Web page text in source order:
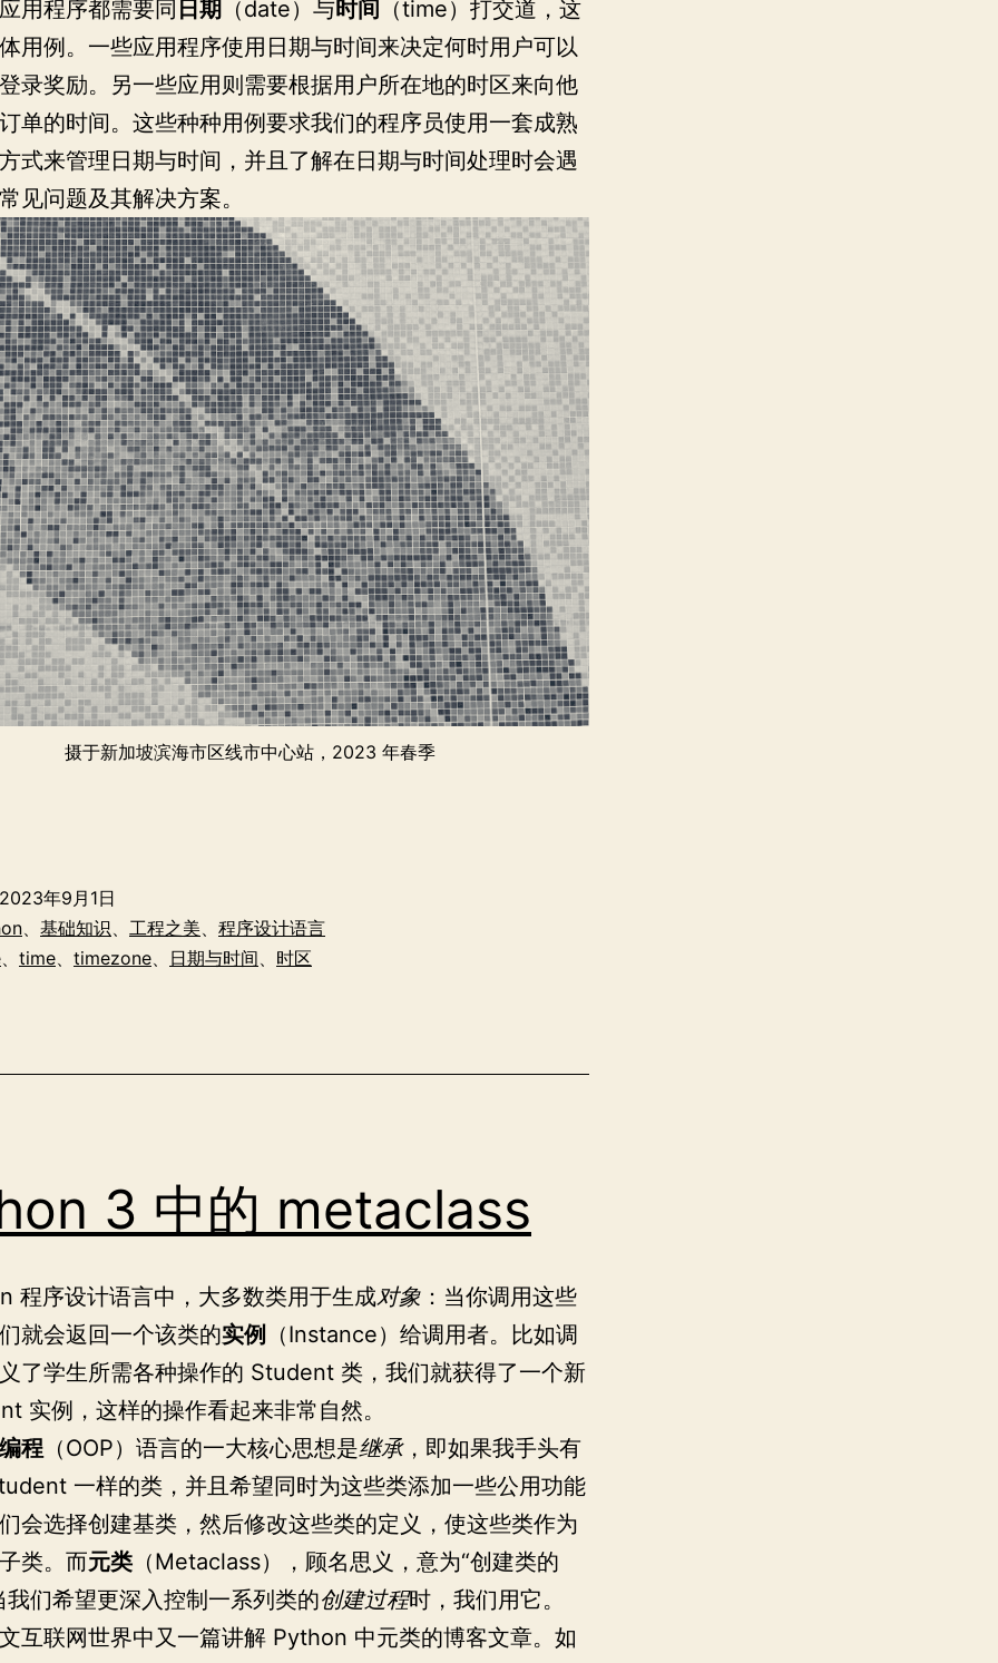
用程序都需要同 日期 （date）与时间 （time）打交道，这
用例。一些应用程序使用日期与时间来决定何时用户可以
录奖励。另一些应用则需要根据用户所在地的时区来向他
单的时间。这些种种用例要求我们的程序员使用一套成熟
式来管理日期与时间，并且了解在日期与时间处理时会遇
见问题及其解决方案。
摄于新加坡滨海市区线市中心站，2023 年春季
2023年9月1日
、 基础知识、 工程之美、 程序设计语言
、 time、 timezone、 日期与时间、 时区
3 中的 metaclass
程序设计语言中，大多数类用于生成对象 ：当你调用这些
就会返回一个该类的实例
（Instance）给调用者。比如调
了学生所需各种操作的 Student 类，我们就获得了一个新
实例，这样的操作看起来非常自然。
程 （OOP）语言的一大核心思想是继承，即如果我手头有
一样的类，并且希望同时为这些类添加一些公用功能
会选择创建基类，然后修改这些类的定义，使这些类作为
类。而元类 （Metaclass），顾名思义，意为“创建类的
们希望更深入控制一系列类的创建过程时，我们用它。
互联网世界中又一篇讲解 Python 中元类的博客文章。如